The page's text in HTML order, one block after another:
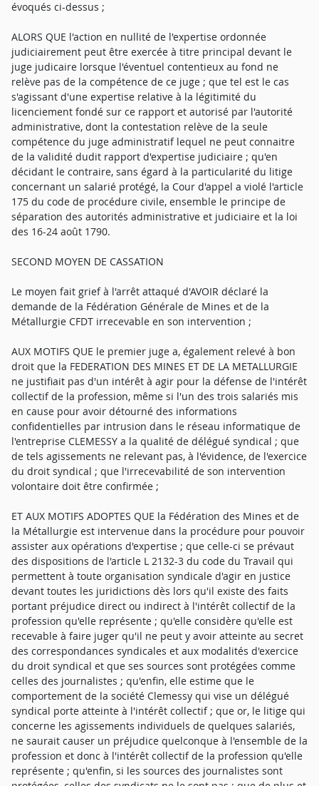
évoqués ci-dessus ;
ALORS QUE l'action en nullité de l'expertise ordonnée
judiciairement peut être exercée à titre principal devant le
juge judicaire lorsque l'éventuel contentieux au fond ne
relève pas de la compétence de ce juge ; que tel est le cas
s'agissant d'une expertise relative à la légitimité du
licenciement fondé sur ce rapport et autorisé par l'autorité
administrative, dont la contestation relève de la seule
compétence du juge administratif lequel ne peut connaitre
de la validité dudit rapport d'expertise judiciaire ; qu'en
décidant le contraire, sans égard à la particularité du litige
concernant un salarié protégé, la Cour d'appel a violé l'article
175 du code de procédure civile, ensemble le principe de
séparation des autorités administrative et judiciaire et la loi
des 16-24 août 1790.
SECOND MOYEN DE CASSATION
Le moyen fait grief à l'arrêt attaqué d'AVOIR déclaré la
demande de la Fédération Générale de Mines et de la
Métallurgie CFDT irrecevable en son intervention ;
AUX MOTIFS QUE le premier juge a, également relevé à bon
droit que la FEDERATION DES MINES ET DE LA METALLURGIE
ne justifiait pas d'un intérêt à agir pour la défense de l'intérêt
collectif de la profession, même si l'un des trois salariés mis
en cause pour avoir détourné des informations
confidentielles par intrusion dans le réseau informatique de
l'entreprise CLEMESSY a la qualité de délégué syndical ; que
de tels agissements ne relevant pas, à l'évidence, de l'exercice
du droit syndical ; que l'irrecevabilité de son intervention
volontaire doit être confirmée ;
ET AUX MOTIFS ADOPTES QUE la Fédération des Mines et de
la Métallurgie est intervenue dans la procédure pour pouvoir
assister aux opérations d'expertise ; que celle-ci se prévaut
des dispositions de l'article L 2132-3 du code du Travail qui
permettent à toute organisation syndicale d'agir en justice
devant toutes les juridictions dès lors qu'il existe des faits
portant préjudice direct ou indirect à l'intérêt collectif de la
profession qu'elle représente ; qu'elle considère qu'elle est
recevable à faire juger qu'il ne peut y avoir atteinte au secret
des correspondances syndicales et aux modalités d'exercice
du droit syndical et que ses sources sont protégées comme
celles des journalistes ; qu'enfin, elle estime que le
comportement de la société Clemessy qui vise un délégué
syndical porte atteinte à l'intérêt collectif ; que or, le litige qui
concerne les agissements individuels de quelques salariés,
ne saurait causer un préjudice quelconque à l'ensemble de la
profession et donc à l'intérêt collectif de la profession qu'elle
représente ; qu'enfin, si les sources des journalistes sont